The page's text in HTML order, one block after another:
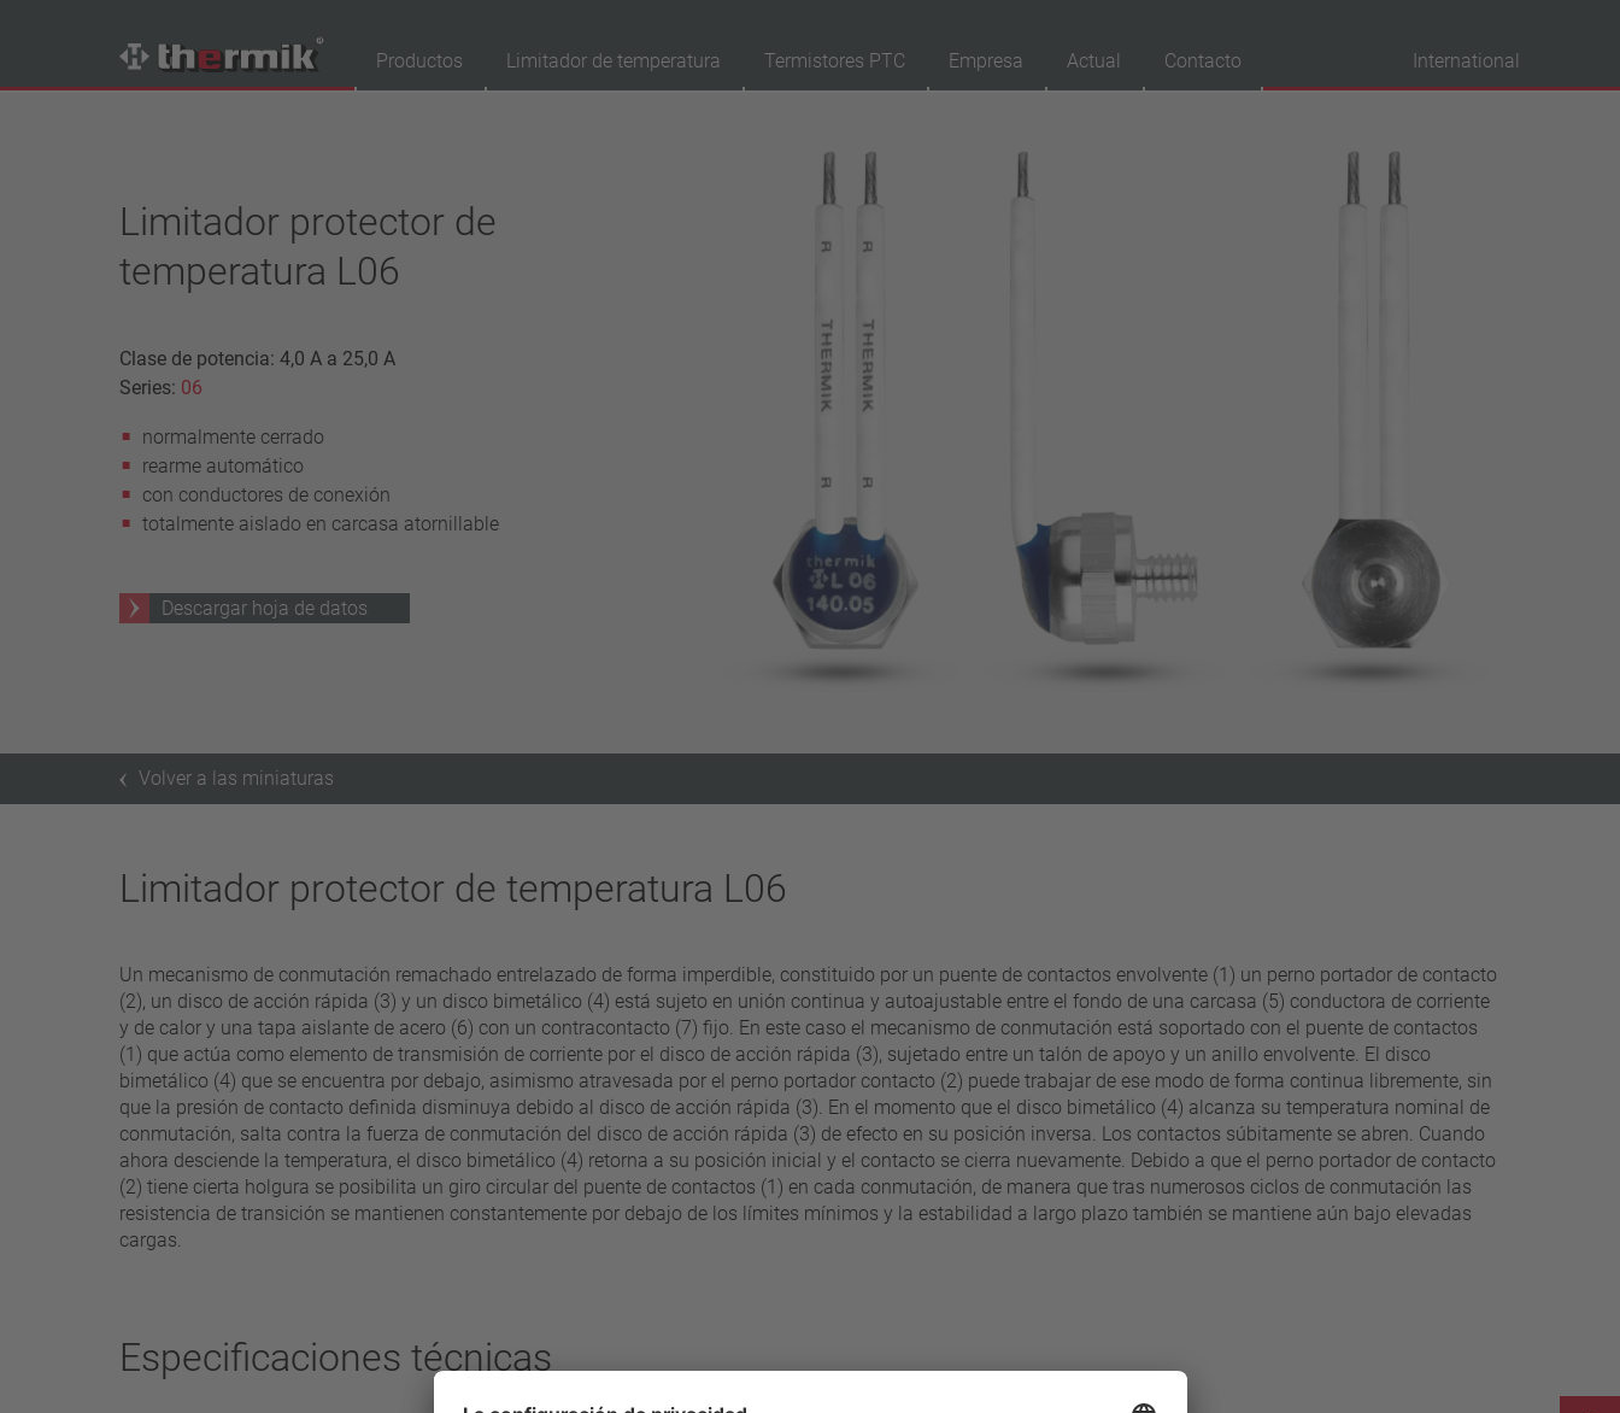
Productos Limitador de temperatura Termistores PTC Empresa Actual Contacto International
normalmente cerrado
normalmente abierto
temperatura alta (205 – 250 °C)
1,6 A – 7,5 A
4 A – 25 A
13,5 A – 42 A
aplicar filtros
Limitador protector de
temperatura L06
Clase de potencia: 4,0 A a 25,0 A
Series: 06
normalmente cerrado
rearme automático
con conductores de conexión
totalmente aislado en carcasa atornillable
Descargar hoja de datos
Volver a las miniaturas
Limitador protector de temperatura L06
Un mecanismo de conmutación remachado entrelazado de forma imperdible, constituido por un puente de contactos envolvente (1) un perno portador de contacto
(2), un disco de acción rápida (3) y un disco bimetálico (4) está sujeto en unión continua y autoajustable entre el fondo de una carcasa (5) conductora de corriente
y de calor y una tapa aislante de acero (6) con un contracontacto (7) fijo. En este caso el mecanismo de conmutación está soportado con el puente de contactos
(1) que actúa como elemento de transmisión de corriente por el disco de acción rápida (3), sujetado entre un talón de apoyo y un anillo envolvente. El disco
bimetálico (4) que se encuentra por debajo, asimismo atravesada por el perno portador contacto (2) puede trabajar de ese modo de forma continua libremente, sin
que la presión de contacto definida disminuya debido al disco de acción rápida (3). En el momento que el disco bimetálico (4) alcanza su temperatura nominal de
conmutación, salta contra la fuerza de conmutación del disco de acción rápida (3) de efecto en su posición inversa. Los contactos súbitamente se abren. Cuando
ahora desciende la temperatura, el disco bimetálico (4) retorna a su posición inicial y el contacto se cierra nuevamente. Debido a que el perno portador de contacto
(2) tiene cierta holgura se posibilita un giro circular del puente de contactos (1) en cada conmutación, de manera que tras numerosos ciclos de conmutación las
resistencia de transición se mantienen constantemente por debajo de los límites mínimos y la estabilidad a largo plazo también se mantiene aún bajo elevadas
cargas.
Especificaciones técnicas